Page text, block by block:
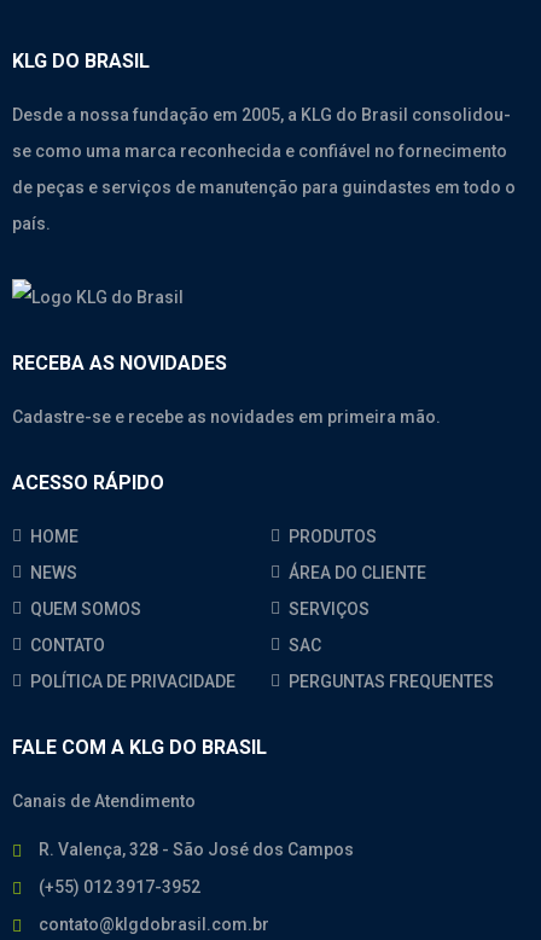
KLG DO BRASIL
Desde a nossa fundação em 2005, a KLG do Brasil consolidou-
se como uma marca reconhecida e confiável no fornecimento
de peças e serviços de manutenção para guindastes em todo o
país.
RECEBA AS NOVIDADES
Cadastre-se e recebe as novidades em primeira mão.
ACESSO RÁPIDO
HOME
PRODUTOS
NEWS
ÁREA DO CLIENTE
QUEM SOMOS
SERVIÇOS
CONTATO
SAC
POLÍTICA DE PRIVACIDADE
PERGUNTAS FREQUENTES
FALE COM A KLG DO BRASIL
Canais de Atendimento
R. Valença, 328 - São José dos Campos
(+55) 012 3917-3952
contato@klgdobrasil.com.br